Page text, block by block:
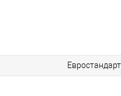
Евростандарт